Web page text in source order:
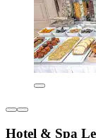
Hotel & Spa